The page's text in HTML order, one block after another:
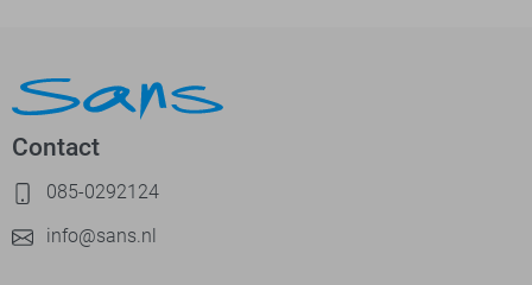
Contact
085-0292124
info@sans.nl